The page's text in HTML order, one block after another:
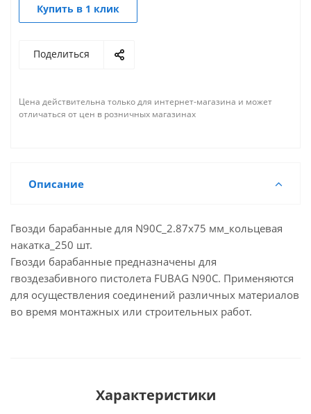
Купить в 1 клик
Поделиться
Цена действительна только для интернет-магазина и может
отличаться от цен в розничных магазинах
Описание
Гвозди барабанные для N90C_2.87x75 мм_кольцевая
накатка_250 шт.
Гвозди барабанные предназначены для
гвоздезабивного пистолета FUBAG N90C. Применяются
для осуществления соединений различных материалов
во время монтажных или строительных работ.
Характеристики